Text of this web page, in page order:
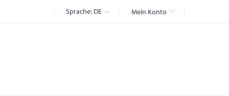
Sprache: DE Mein Konto